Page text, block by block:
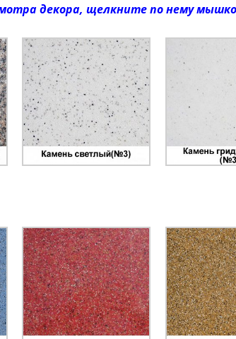
декора, щелкните по нему